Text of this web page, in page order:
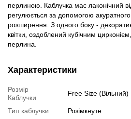
перлиною. Каблучка має лаконічний
регулюється за допомогою
розширення. З одного боку -
квітки, оздоблений кубічним
перлина.
Характеристики
Розмір
Каблучки
Free Size (Вільний)
Тип каблучки
Розімкнуте